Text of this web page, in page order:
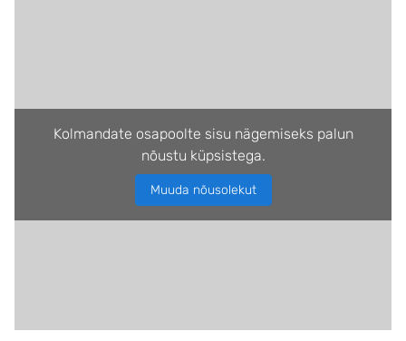
Kolmandate osapoolte sisu nägemiseks palun
nõustu küpsistega.
Muuda nõusolekut